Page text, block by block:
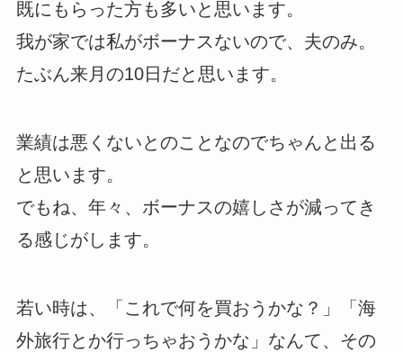
既にもらった方も多いと思います。
我が家では私がボーナスないので、夫のみ。
たぶん来月の10日だと思います。
業績は悪くないとのことなのでちゃんと出る
と思います。
でもね、年々、ボーナスの嬉しさが減ってき
る感じがします。
若い時は、「これで何を買おうかな？」「海
外旅行とか行っちゃおうかな」なんて、その